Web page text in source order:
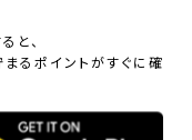
と、
るポイントがすぐに確